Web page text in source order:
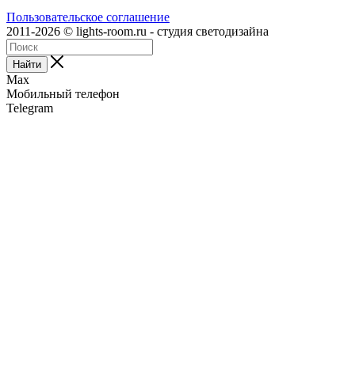
Пользовательское соглашение
2011-2026 © lights-room.ru - студия светодизайна
Найти
Max
Мобильный телефон
Telegram